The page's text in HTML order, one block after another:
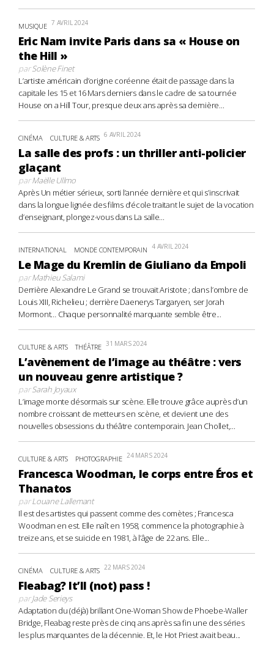
MUSIQUE 7 AVRIL 2024
Eric Nam invite Paris dans sa « House on
the Hill »
parSolène Finet
L’artiste américain d’origine coréenne était de passage dans la
capitale les 15 et 16 Mars derniers dans le cadre de sa tournée
House on a Hill Tour, presque deux ans après sa dernière...
CINÉMA CULTURE & ARTS 6 AVRIL 2024
La salle des profs : un thriller anti-policier
glaçant
parMaëlle Ullmo
Après Un métier sérieux, sorti l’année dernière et qui s’inscrivait
dans la longue lignée des films d’école traitant le sujet de la vocation
d’enseignant, plongez-vous dans La salle...
INTERNATIONAL MONDE CONTEMPORAIN 4 AVRIL 2024
Le Mage du Kremlin de Giuliano da Empoli
parMathieu Salami
Derrière Alexandre Le Grand se trouvait Aristote ; dans l’ombre de
Louis XIII, Richelieu ; derrière Daenerys Targaryen, ser Jorah
Mormont… Chaque personnalité marquante semble être...
CULTURE & ARTS THÉÂTRE 31 MARS 2024
L’avènement de l’image au théâtre : vers
un nouveau genre artistique ?
parSarah Joyaux
L’image monte désormais sur scène. Elle trouve grâce auprès d’un
nombre croissant de metteurs en scène, et devient une des
nouvelles obsessions du théâtre contemporain. Jean Chollet,...
CULTURE & ARTS PHOTOGRAPHIE 24 MARS 2024
Francesca Woodman, le corps entre Éros et
Thanatos
parLouane Lallemant
Il est des artistes qui passent comme des comètes ; Francesca
Woodman en est. Elle naît en 1958, commence la photographie à
treize ans, et se suicide en 1981, à l’âge de 22 ans. Elle...
CINÉMA CULTURE & ARTS 22 MARS 2024
Fleabag? It’ll (not) pass !
parJade Serieys
Adaptation du (déjà) brillant One-Woman Show de Phoebe-Waller
Bridge, Fleabag reste près de cinq ans après sa fin une des séries
les plus marquantes de la décennie. Et, le Hot Priest avait beau...